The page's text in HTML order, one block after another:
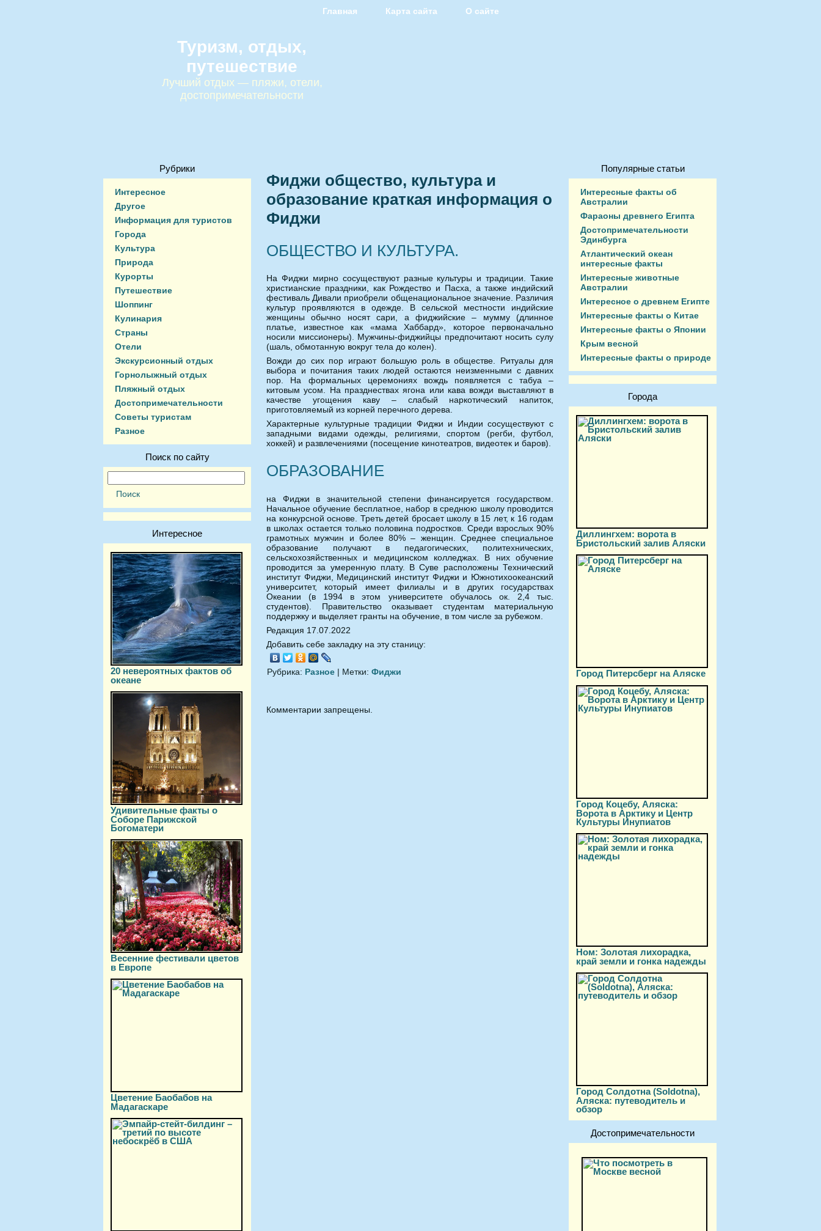
Главная Карта сайта О сайте
Туризм, отдых,
путешествие
Лучший отдых — пляжи, отели,
достопримечательности
Рубрики
Интересное
Другое
Информация для туристов
Города
Культура
Природа
Курорты
Путешествие
Шоппинг
Кулинария
Страны
Отели
Экскурсионный отдых
Горнолыжный отдых
Пляжный отдых
Достопримечательности
Советы туристам
Разное
Поиск по сайту
Интересное
20 невероятных фактов об
океане
Удивительные факты о
Соборе Парижской
Богоматери
Весенние фестивали цветов
в Европе
Цветение Баобабов на
Мадагаскаре
Фиджи общество, культура и
образование краткая информация о
Фиджи
ОБЩЕСТВО И КУЛЬТУРА.
На Фиджи мирно сосуществуют разные культуры и традиции. Такие
христианские праздники, как Рождество и Пасха, а также индийский
фестиваль Дивали приобрели общенациональное значение. Различия
культур проявляются в одежде. В сельской местности индийские
женщины обычно носят сари, а фиджийские – мумму (длинное
платье, известное как «мама Хаббард», которое первоначально
носили миссионеры). Мужчины-фиджийцы предпочитают носить сулу
(шаль, обмотанную вокруг тела до колен).
Вожди до сих пор играют большую роль в обществе. Ритуалы для
выбора и почитания таких людей остаются неизменными с давних
пор. На формальных церемониях вождь появляется с табуа –
китовым усом. На празднествах ягона или кава вожди выставляют в
качестве угощения каву – слабый наркотический напиток,
приготовляемый из корней перечного дерева.
Характерные культурные традиции Фиджи и Индии сосуществуют с
западными видами одежды, религиями, спортом (регби, футбол,
хоккей) и развлечениями (посещение кинотеатров, видеотек и баров).
ОБРАЗОВАНИЕ
на Фиджи в значительной степени финансируется государством.
Начальное обучение бесплатное, набор в среднюю школу проводится
на конкурсной основе. Треть детей бросает школу в 15 лет, к 16 годам
в школах остается только половина подростков. Среди взрослых 90%
грамотных мужчин и более 80% – женщин. Среднее специальное
образование получают в педагогических, политехнических,
сельскохозяйственных и медицинском колледжах. В них обучение
проводится за умеренную плату. В Суве расположены Технический
институт Фиджи, Медицинский институт Фиджи и Южнотихоокеанский
университет, который имеет филиалы и в других государствах
Океании (в 1994 в этом университете обучалось ок. 2,4 тыс.
студентов). Правительство оказывает студентам материальную
поддержку и выделяет гранты на обучение, в том числе за рубежом.
Редакция 17.07.2022
Добавить себе закладку на эту станицу:
Рубрика: Разное | Метки: Фиджи
Комментарии запрещены.
Популярные статьи
Интересные факты об
Австралии
Фараоны древнего Египта
Достопримечательности
Эдинбурга
Атлантический океан
интересные факты
Интересные животные
Австралии
Интересное о древнем Египте
Интересные факты о Китае
Интересные факты о Японии
Крым весной
Интересные факты о природе
Города
Диллингхем: ворота в
Бристольский залив Аляски
Город Питерсберг на Аляске
Город Коцебу, Аляска:
Ворота в Арктику и Центр
Культуры Инупиатов
Ном: Золотая лихорадка,
край земли и гонка надежды
Город Солдотна (Soldotna),
Аляска: путеводитель и
обзор
Достопримечательности